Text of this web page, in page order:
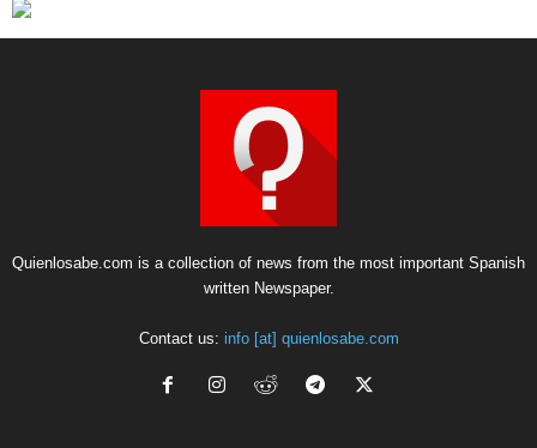
Quienlosabe.com is a collection of news from the most important Spanish
written Newspaper.
Contact us: info [at] quienlosabe.com